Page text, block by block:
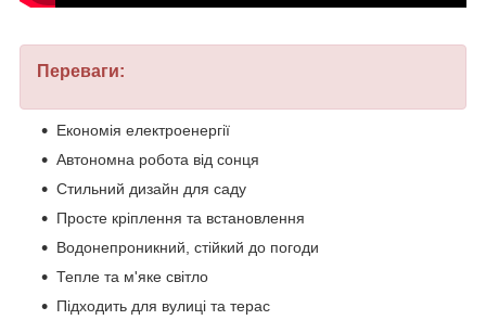
Переваги:
Економія електроенергії
Автономна робота від сонця
Стильний дизайн для саду
Просте кріплення та встановлення
Водонепроникний, стійкий до погоди
Тепле та м'яке світло
Підходить для вулиці та терас